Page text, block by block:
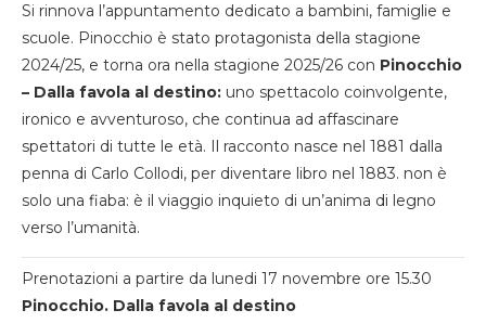
Si rinnova l’appuntamento dedicato a bambini, famiglie e
scuole. Pinocchio è stato protagonista della stagione
2024/25, e torna ora nella stagione 2025/26 con Pinocchio
– Dalla favola al destino: uno spettacolo coinvolgente,
ironico e avventuroso, che continua ad affascinare
spettatori di tutte le età. Il racconto nasce nel 1881 dalla
penna di Carlo Collodi, per diventare libro nel 1883. non è
solo una fiaba: è il viaggio inquieto di un’anima di legno
verso l’umanità.
Prenotazioni a partire da lunedi 17 novembre ore 15.30
Pinocchio. Dalla favola al destino